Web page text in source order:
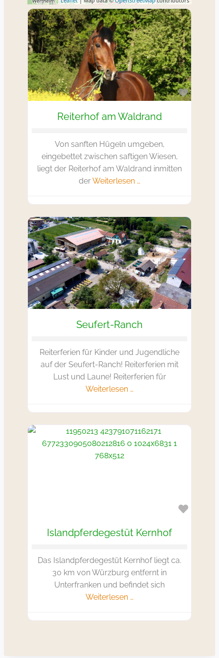
Favorit
Reiterhof am Waldrand
Von sanften Hügeln umgeben,
eingebettet zwischen saftigen Wiesen,
liegt der Reiterhof am Waldrand inmitten
derWeiterlesen …
Favorit
Seufert-Ranch
Reiterferien für Kinder und Jugendliche
auf der Seufert-Ranch! Reiterferien mit
Lust und Laune! Reiterferien für
Weiterlesen …
Favorit
Islandpferdegestüt Kernhof
Das Islandpferdegestüt Kernhof liegt ca.
30 km von Würzburg entfernt in
Unterfranken und befindet sich
Weiterlesen …